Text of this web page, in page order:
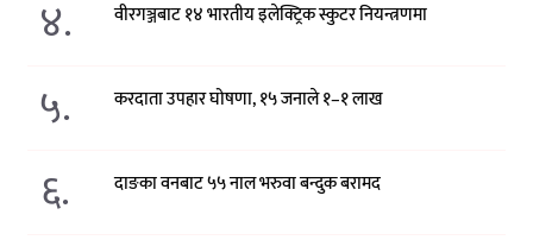
४. वीरगञ्जबाट १४ भारतीय इलेक्ट्रिक स्कुटर नियन्त्रणमा
५. करदाता उपहार घोषणा, १५ जनाले १–१ लाख
६. दाङका वनबाट ५५ नाल भरुवा बन्दुक बरामद